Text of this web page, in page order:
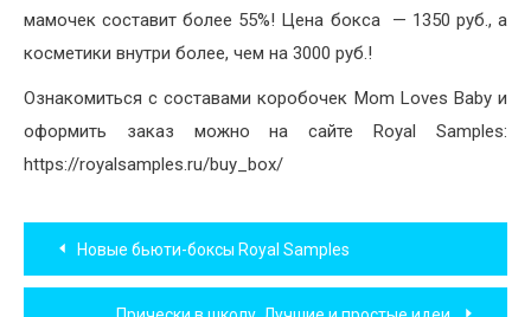
мамочек составит более 55%! Цена бокса — 1350 руб., а
косметики внутри более, чем на 3000 руб.!
Ознакомиться с составами коробочек Mom Loves Baby и
оформить заказ можно на сайте Royal Samples:
https://royalsamples.ru/buy_box/
Навигация
по
Новые бьюти-боксы Royal Samples